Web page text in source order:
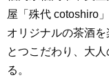
屋「殊代 cotoshiro
オリジナルの茶酒
とつこだわり、大
る。